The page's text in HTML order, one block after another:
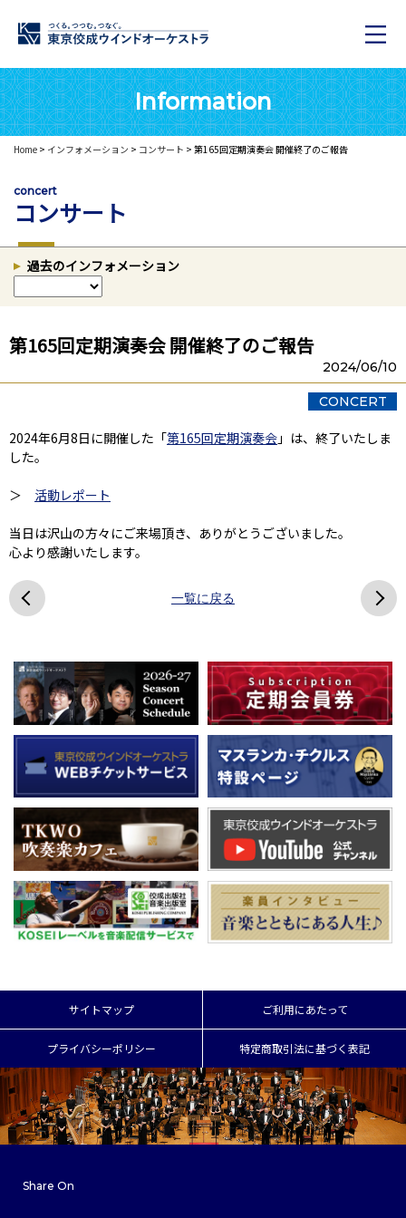
Information
Home > インフォメーション > コンサート > 第165回定期演奏会 開催終了のご報告
concert
コンサート
過去のインフォメーション
第165回定期演奏会 開催終了のご報告
2024/06/10
CONCERT
2024年6月8日に開催した「第165回定期演奏会 」は、終了いたしま
した。
＞ 活動レポート
当日は沢山の方々にご来場頂き、ありがとうございました。
心より感謝いたします。
一覧に戻る
サイトマップ ご利用にあたって
プライバシーポリシー 特定商取引法に基づく表記
Share On